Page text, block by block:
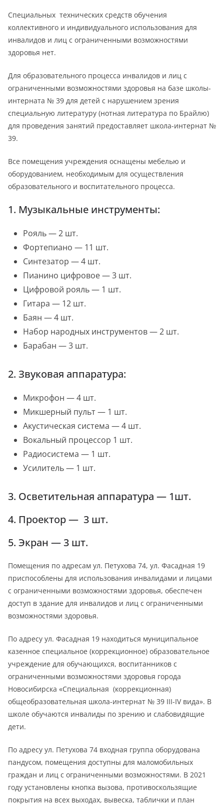
Специальных технических средств обучения
коллективного и индивидуального использования для
инвалидов и лиц с ограниченными возможностями
здоровья нет.
Для образовательного процесса инвалидов и лиц с
ограниченными возможностями здоровья на базе школы-
интерната № 39 для детей с нарушением зрения
специальную литературу (нотная литература по Брайлю)
для проведения занятий предоставляет школа-интернат №
39.
Все помещения учреждения оснащены мебелью и
оборудованием, необходимым для осуществления
образовательного и воспитательного процесса.
1. Музыкальные инструменты:
Рояль — 2 шт.
Фортепиано — 11 шт.
Синтезатор — 4 шт.
Пианино цифровое — 3 шт.
Цифровой рояль — 1 шт.
Гитара — 12 шт.
Баян — 4 шт.
Набор народных инструментов — 2 шт.
Барабан — 3 шт.
2. Звуковая аппаратура:
Микрофон — 4 шт.
Микшерный пульт — 1 шт.
Акустическая система — 4 шт.
Вокальный процессор 1 шт.
Радиосистема — 1 шт.
Усилитель — 1 шт.
3. Осветительная аппаратура — 1шт.
4. Проектор — 3 шт.
5. Экран — 3 шт.
Помещения по адресам ул. Петухова 74, ул. Фасадная 19
приспособлены для использования инвалидами и лицами
с ограниченными возможностями здоровья, обеспечен
доступ в здание для инвалидов и лиц с ограниченными
возможностями здоровья.
По адресу ул. Фасадная 19 находиться муниципальное
казенное специальное (коррекционное) образовательное
учреждение для обучающихся, воспитанников с
ограниченными возможностями здоровья города
Новосибирска «Специальная (коррекционная)
общеобразовательная школа-интернат № 39 III-IV вида». В
школе обучаются инвалиды по зрению и слабовидящие
дети.
По адресу ул. Петухова 74 входная группа оборудована
пандусом, помещения доступны для маломобильных
граждан и лиц с ограниченными возможностями. В 2021
году установлены кнопка вызова, противоскользящие
покрытия на всех выходах, вывеска, таблички и план